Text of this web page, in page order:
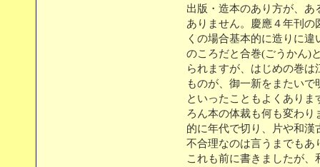
出版・造本のあり方が、
ありません。慶應４年刊
くの場合基本的に造りに
のころだと合巻(ごうかん)
られますが、はじめの巻
ものが、御一新をまたい
といったこともよくあり
ろん本の体裁も何も変わ
的に年代で切り、片や和
不合理なのは言うまでもあ
これも前に書きましたが